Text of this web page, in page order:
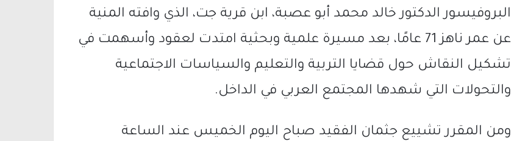
البروفيسور الدكتور خالد محمد أبو عصبة، ابن قرية جت، الذي وافته المنية
عن عمر ناهز 71 عامًا، بعد مسيرة علمية وبحثية امتدت لعقود وأسهمت في
تشكيل النقاش حول قضايا التربية والتعليم والسياسات الاجتماعية
والتحولات التي شهدها المجتمع العربي في الداخل.
ومن المقرر تشييع جثمان الفقيد صباح اليوم الخميس عند الساعة